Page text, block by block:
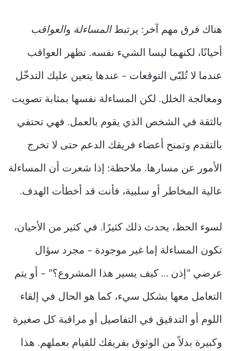
هناك فرق مهم آخر: يرتبطالمساءلة والعواقب
أحيانًا، لكنهما ليسا الشيء نفسه. تظهر العواقب
عندما لا تُلبّى التوقعات – عندها يتعين عليك التدخّل
ومعالجة الخلل. لكن المساءلة نفسها بمثابة تصويت
بالثقة في الشخص الذي يقوم بالعمل. فهي تحتفي
بالتقدم وتمنح أعضاء فريقك الدعم حتى لا تخرج
الأمور عن مسارها. ملاحظة: إذا شعرت أن المساءلة
عالية المخاطر أو سلبية، فأنت قد أخطأت الهدف.
لسوء الحظ، يحدث ذلك كثيرًا. في كثير من الأحيان،
تكون المساءلة إما غير موجودة – مجرد سؤال
عرضي “إذن … كيف يسير هذا المشروع؟” – أو يتم
التعامل معها بشكل سيء، كما هو الحال في إلقاء
اللوم أو التدقيق في التفاصيل أو مراقبة كل صغيرة
وكبيرة بدلاً من الوثوق بفريقك للقيام بعملهم. هذا